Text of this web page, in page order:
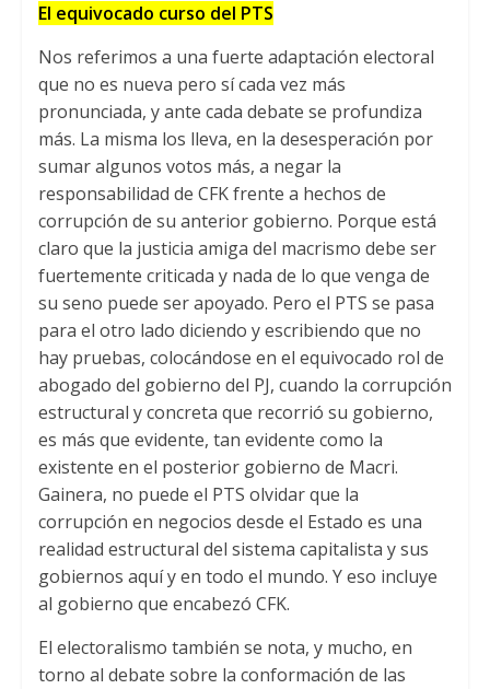
El equivocado curso del PTS
Nos referimos a una fuerte adaptación electoral
que no es nueva pero sí cada vez más
pronunciada, y ante cada debate se profundiza
más. La misma los lleva, en la desesperación por
sumar algunos votos más, a negar la
responsabilidad de CFK frente a hechos de
corrupción de su anterior gobierno. Porque está
claro que la justicia amiga del macrismo debe ser
fuertemente criticada y nada de lo que venga de
su seno puede ser apoyado. Pero el PTS se pasa
para el otro lado diciendo y escribiendo que no
hay pruebas, colocándose en el equivocado rol de
abogado del gobierno del PJ, cuando la corrupción
estructural y concreta que recorrió su gobierno,
es más que evidente, tan evidente como la
existente en el posterior gobierno de Macri.
Gainera, no puede el PTS olvidar que la
corrupción en negocios desde el Estado es una
realidad estructural del sistema capitalista y sus
gobiernos aquí y en todo el mundo. Y eso incluye
al gobierno que encabezó CFK.
El electoralismo también se nota, y mucho, en
torno al debate sobre la conformación de las